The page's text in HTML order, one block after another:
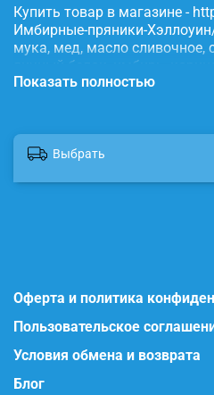
Купить товар в магазине -
Имбирные-пряники-
мука, мед, масло сливочное,
яичный белок, имбирь,
красители.
Показать полностью
Выбрать
Оферта и политика
Пользовательское
Условия обмена и возврата
Блог